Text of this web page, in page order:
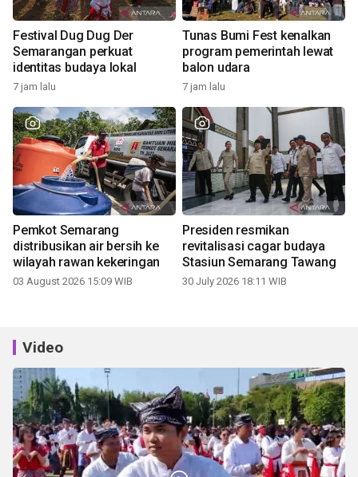
Festival Dug Dug Der
Semarangan perkuat
identitas budaya lokal
7 jam lalu
Tunas Bumi Fest kenalkan
program pemerintah lewat
balon udara
7 jam lalu
Pemkot Semarang
distribusikan air bersih ke
wilayah rawan kekeringan
03 August 2026 15:09 WIB
Presiden resmikan
revitalisasi cagar budaya
Stasiun Semarang Tawang
30 July 2026 18:11 WIB
Video